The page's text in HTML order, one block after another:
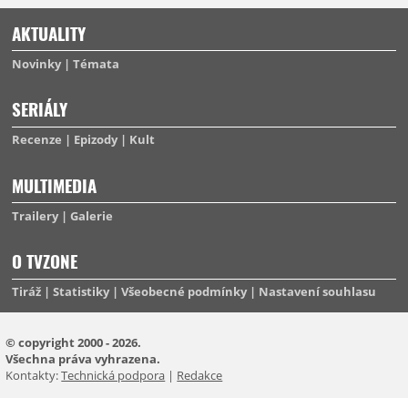
AKTUALITY
Novinky Témata
SERIÁLY
Recenze Epizody Kult
MULTIMEDIA
Trailery Galerie
O TVZONE
Tiráž Statistiky Všeobecné podmínky Nastavení souhlasu
© copyright 2000 - 2026.
Všechna práva vyhrazena.
Kontakty:Technická podpora | Redakce